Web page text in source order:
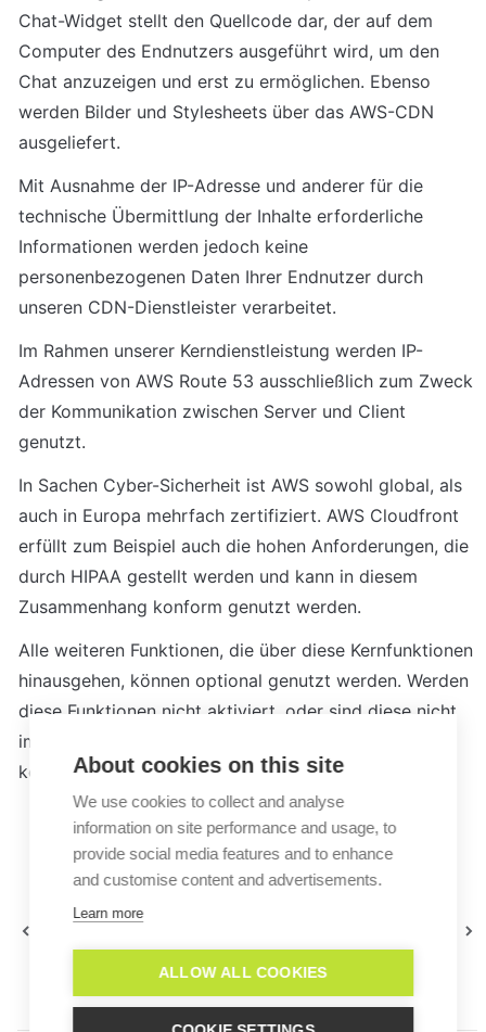
Chat-Widget stellt den Quellcode dar, der auf dem
Computer des Endnutzers ausgeführt wird, um den
Chat anzuzeigen und erst zu ermöglichen. Ebenso
werden Bilder und Stylesheets über das AWS-CDN
ausgeliefert.
Mit Ausnahme der IP-Adresse und anderer für die
technische Übermittlung der Inhalte erforderliche
Informationen werden jedoch keine
personenbezogenen Daten Ihrer Endnutzer durch
unseren CDN-Dienstleister verarbeitet.
Im Rahmen unserer Kerndienstleistung werden IP-
Adressen von AWS Route 53 ausschließlich zum Zweck
der Kommunikation zwischen Server und Client
genutzt.
In Sachen Cyber-Sicherheit ist AWS sowohl global, als
auch in Europa mehrfach zertifiziert. AWS Cloudfront
erfüllt zum Beispiel auch die hohen Anforderungen, die
durch HIPAA gestellt werden und kann in diesem
Zusammenhang konform genutzt werden.
Alle weiteren Funktionen, die über diese Kernfunktionen
hinausgehen, können optional genutzt werden. Werden
diese Funktionen nicht aktiviert, oder sind diese nicht
im Paket enthalten, werden über diese Anbieter
keinerlei Daten verarbeitet.
Welche
personenbezogenen
Daten verarbeitet Lime
About cookies on this site
We use cookies to collect and analyse
information on site performance and usage, to
provide social media features and to enhance
and customise content and advertisements.
Learn more
ALLOW ALL COOKIES